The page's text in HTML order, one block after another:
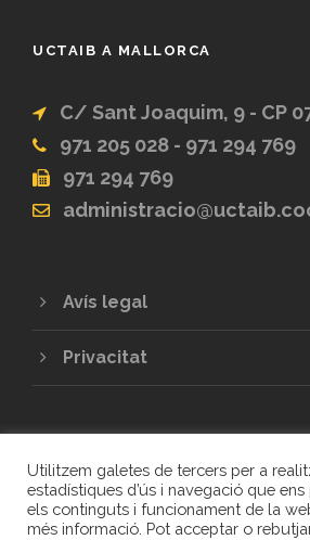
UCTAIB A MALLORCA
C/ Sant Joaquim, 9 - CP
971 205 028 - 971 294 769
971 294 769
Avís legal
Privacitat
Utilitzem galetes de tercers per a
estadístiques d’ús i navegació que
els continguts i funcionament de la
més informació. Pot acceptar o